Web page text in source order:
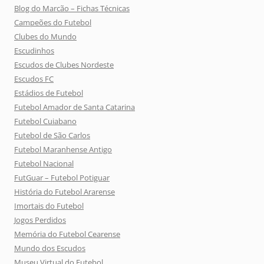
Blog do Marcão – Fichas Técnicas
Campeões do Futebol
Clubes do Mundo
Escudinhos
Escudos de Clubes Nordeste
Escudos FC
Estádios de Futebol
Futebol Amador de Santa Catarina
Futebol Cuiabano
Futebol de São Carlos
Futebol Maranhense Antigo
Futebol Nacional
FutGuar – Futebol Potiguar
História do Futebol Ararense
Imortais do Futebol
Jogos Perdidos
Memória do Futebol Cearense
Mundo dos Escudos